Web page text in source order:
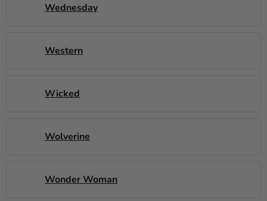
Wednesday
Western
Wicked
Wolverine
Wonder Woman